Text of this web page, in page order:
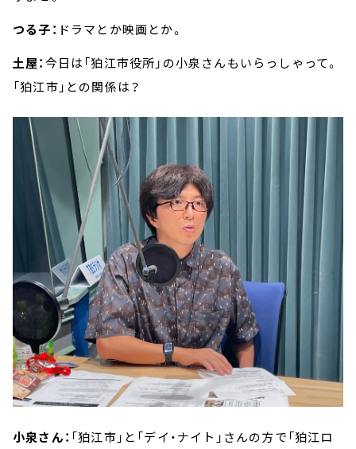
つる子： ドラマとか映画とか。
土屋：今日は「狛江市役所」の小泉さんもいらっしゃって。
「狛江市」との関係は？
小泉さん： 「狛江市」と「デイ・ナイト」さんの方で「狛江ロ